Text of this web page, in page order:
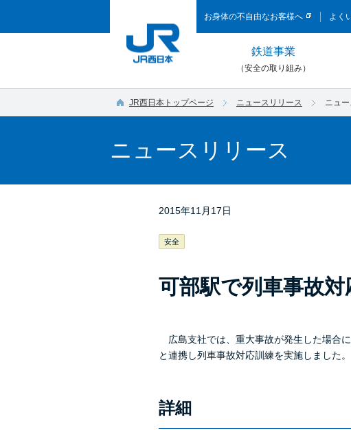
お身体の不自由なお客様へ よく
鉄道事業
（安全の取り組み）
JR西日本トップページ ニュースリリース ニュ
ニュースリリース
2015年11月17日
安全
可部駅で列車事故
広島支社では、重大事故が発生した場合
と連携し列車事故対応訓練を実施しました。
詳細